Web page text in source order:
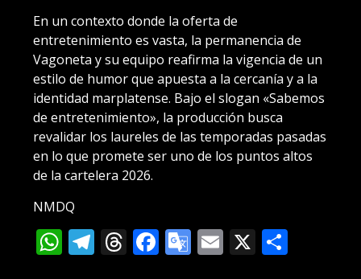
En un contexto donde la oferta de
entretenimiento es vasta, la permanencia de
Vagoneta y su equipo reafirma la vigencia de un
estilo de humor que apuesta a la cercanía y a la
identidad marplatense. Bajo el slogan «Sabemos
de entretenimiento», la producción busca
revalidar los laureles de las temporadas pasadas
en lo que promete ser uno de los puntos altos
de la cartelera 2026.
NMDQ
WhatsApp
Telegram
Threads
Facebook
Google
Email
X